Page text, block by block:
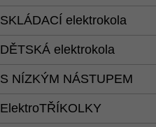
SKLÁDACÍ elektrokola
DĚTSKÁ elektrokola
S NÍZKÝM NÁSTUPEM
ElektroTŘÍKOLKY